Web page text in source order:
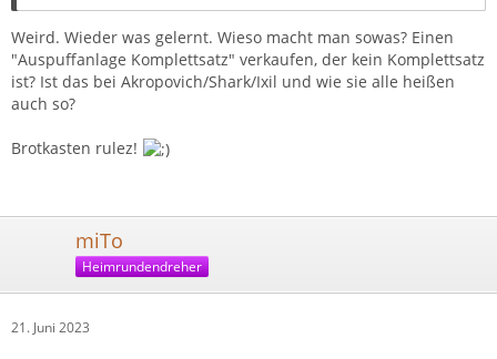
Weird. Wieder was gelernt. Wieso macht man sowas? Einen
"Auspuffanlage Komplettsatz" verkaufen, der kein Komplettsatz
ist? Ist das bei Akropovich/Shark/Ixil und wie sie alle heißen
auch so?
Brotkasten rulez!
miTo
Heimrundendreher
21. Juni 2023